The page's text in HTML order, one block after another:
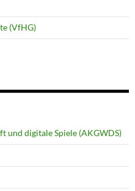
(VfHG)
und digitale Spiele (AKGWDS)